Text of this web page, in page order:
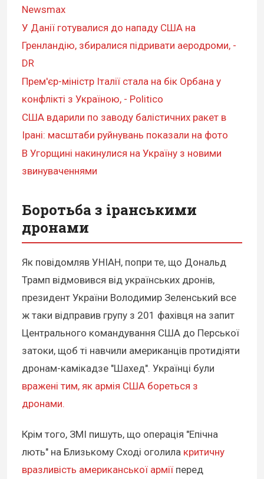
Newsmax
У Данії готувалися до нападу США на
Гренландію, збиралися підривати аеродроми, -
DR
Прем'єр-міністр Італії стала на бік Орбана у
конфлікті з Україною, - Politico
США вдарили по заводу балістичних ракет в
Ірані: масштаби руйнувань показали на фото
В Угорщині накинулися на Україну з новими
звинуваченнями
Боротьба з іранськими
дронами
Як повідомляв УНІАН, попри те, що Дональд
Трамп відмовився від українських дронів,
президент України Володимир Зеленський все
ж таки відправив групу з 201 фахівця на запит
Центрального командування США до Перської
затоки, щоб ті навчили американців протидіяти
дронам-камікадзе "Шахед". Українці були
вражені тим, як армія США бореться з
дронами.
Крім того, ЗМІ пишуть, що операція "Епічна
лють" на Близькому Сході оголила критичну
вразливість американської армії перед